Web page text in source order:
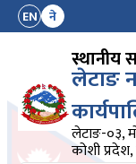
EN ने
स्थानीय
लेटाङ
लेटाङ-०३,
कोशी